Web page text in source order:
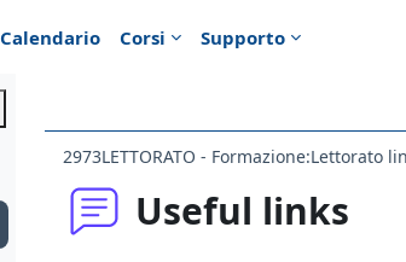
Calendario Corsi Supporto
Useful links